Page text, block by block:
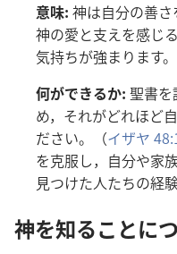
意味: 神は自分の善さ
神の愛と支えを感じ
気持ちが強まります。
何ができるか: 聖書を
め，それがどれほど自
ださい。（イザヤ
を克服し， 自分や家
見つけた人たちの経
神を知ることに